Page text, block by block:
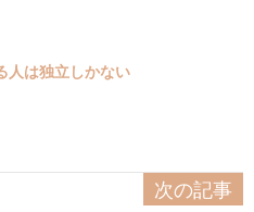
人は独立しかない
次の記事